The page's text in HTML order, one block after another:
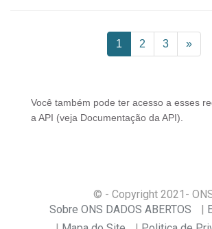
1 2 3 »
Você também pode ter acesso a esses
a API (veja Documentação da API ).
© - Copyright 2021 -
Sobre ONS DADOS ABERTOS